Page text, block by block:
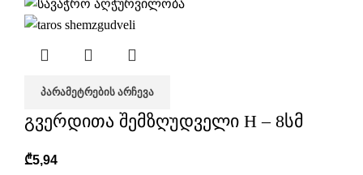
ᲞᲐᲠᲐᲛᲔᲢᲠᲔᲑᲘᲡ ᲐᲠᲩᲔᲕᲐ
გვერდითა შემზღუდველი H – 8სმ
₾5,94